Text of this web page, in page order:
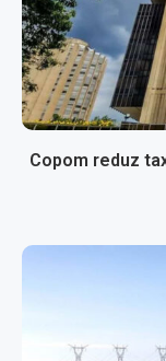
Copom reduz